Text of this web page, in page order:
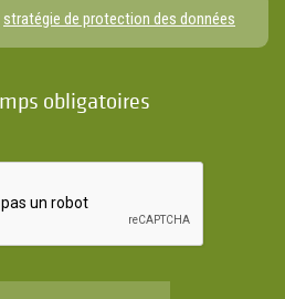
stratégie de protection des données
obligatoires